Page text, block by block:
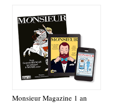
Monsieur Magazine 1 an